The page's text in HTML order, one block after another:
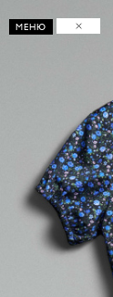
МЕНЮ